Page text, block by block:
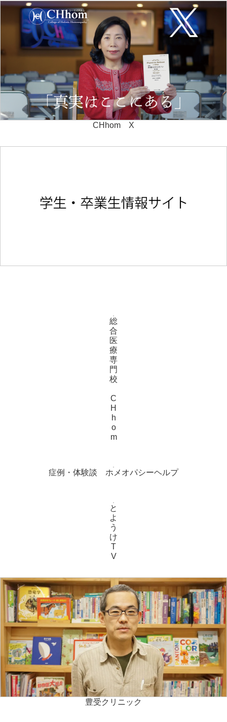
CHhom X
総
合
医
療
専
門
校
C
H
h
o
m
症例・体験談 ホメオパシーヘルプ
と
よ
う
け
T
V
豊受クリニック